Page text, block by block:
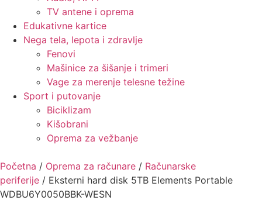
TV antene i oprema
Edukativne kartice
Nega tela, lepota i zdravlje
Fenovi
Mašinice za šišanje i trimeri
Vage za merenje telesne težine
Sport i putovanje
Biciklizam
Kišobrani
Oprema za vežbanje
Početna / Oprema za računare / Računarske
periferije / Eksterni hard disk 5TB Elements Portable
WDBU6Y0050BBK-WESN